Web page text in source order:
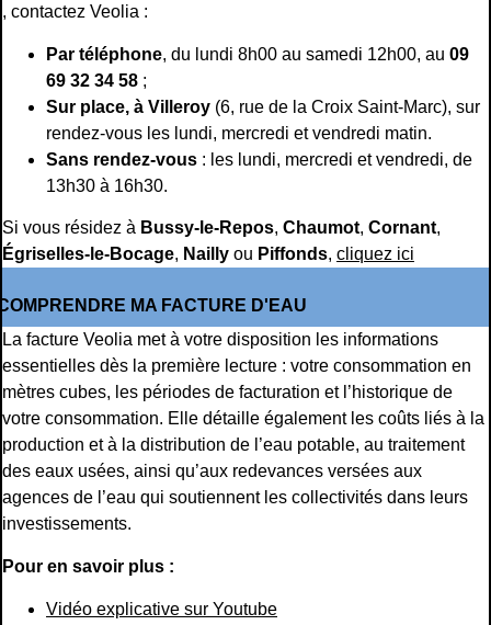
, contactez Veolia :
Par téléphone, du lundi 8h00 au samedi 12h00, au 09
69 32 34 58 ;
Sur place, à Villeroy (6, rue de la Croix Saint-Marc), sur
rendez-vous les lundi, mercredi et vendredi matin.
Sans rendez-vous : les lundi, mercredi et vendredi, de
13h30 à 16h30.
Si vous résidez à Bussy-le-Repos, Chaumot, Cornant,
Égriselles-le-Bocage, Nailly ou Piffonds, cliquez ici
MA FACTURE D'EAU
La facture Veolia met à votre disposition les informations
essentielles dès la première lecture : votre consommation en
mètres cubes, les périodes de facturation et l’historique de
votre consommation. Elle détaille également les coûts liés à la
production et à la distribution de l’eau potable, au traitement
des eaux usées, ainsi qu’aux redevances versées aux
agences de l’eau qui soutiennent les collectivités dans leurs
investissements.
Pour en savoir plus :
Vidéo explicative sur Youtube